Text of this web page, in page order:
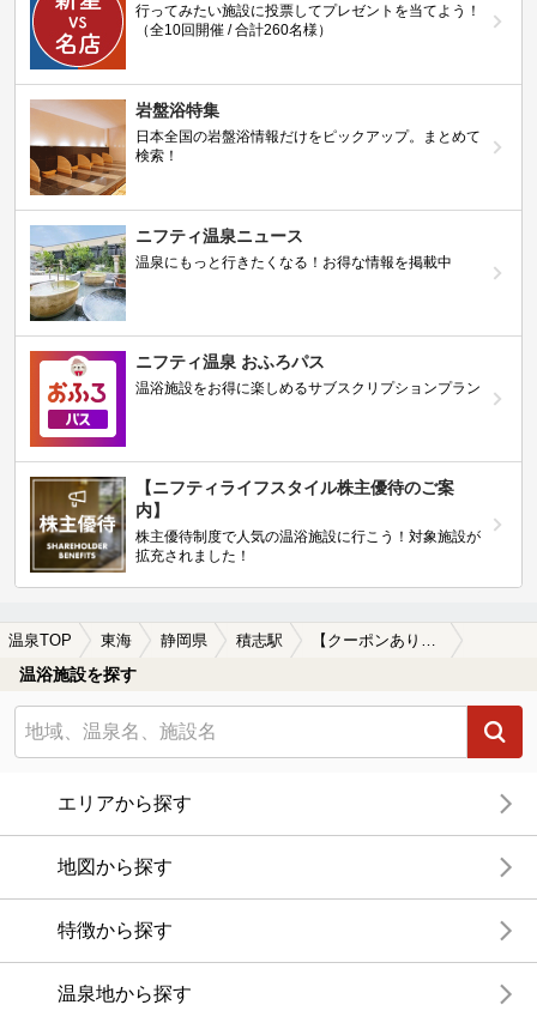
行ってみたい施設に投票してプレゼントを当てよう！
（全10回開催 / 合計260名様）
岩盤浴特集
日本全国の岩盤浴情報だけをピックアップ。まとめて
検索！
ニフティ温泉ニュース
温泉にもっと行きたくなる！お得な情報を掲載中
ニフティ温泉 おふろパス
温浴施設をお得に楽しめるサブスクリプションプラン
【ニフティライフスタイル株主優待のご案
内】
株主優待制度で人気の温浴施設に行こう！対象施設が
拡充されました！
温泉TOP 東海 静岡県 積志駅
温浴施設を探す
エリアから探す
地図から探す
特徴から探す
温泉地から探す